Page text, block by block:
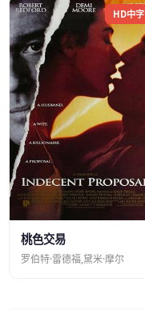
HD中字
桃色交易
罗伯特·雷德福,黛米·摩尔